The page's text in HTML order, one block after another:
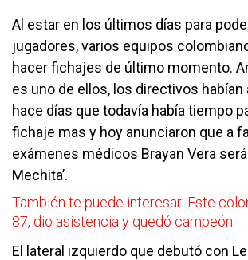
Al estar en los últimos días para
jugadores, varios equipos
hacer fichajes de último momento.
es uno de ellos, los directivos habían
hace días que todavía había tiempo
fichaje mas y hoy anunciaron que a
exámenes médicos Brayan Vera será
Mechita’.
También te puede interesar: Este
87, dio asistencia y quedó campeón
El lateral izquierdo que debutó con